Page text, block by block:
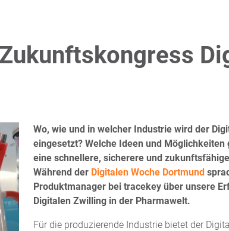
Wo, wie und in welcher Industrie wird der
eingesetzt? Welche Ideen und
eine schnellere, sicherere und
Während der Digitalen Woche Dortmund
Produktmanager bei tracekey über unsere
Digitalen Zwilling in der Pharmawelt.
Für die produzierende Industrie bietet der